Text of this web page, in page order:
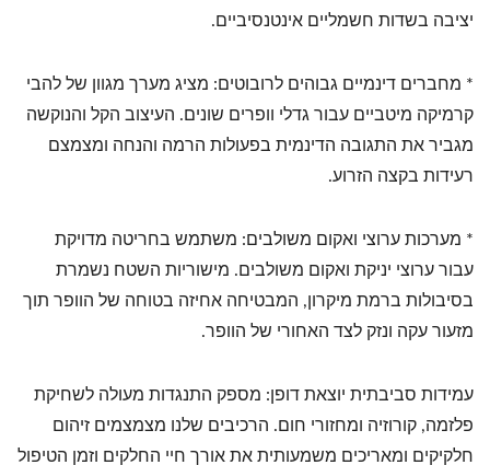
יציבה בשדות חשמליים אינטנסיביים.
* מחברים דינמיים גבוהים לרובוטים: מציג מערך מגוון של להבי
קרמיקה מיטביים עבור גדלי וופרים שונים. העיצוב הקל והנוקשה
מגביר את התגובה הדינמית בפעולות הרמה והנחה ומצמצם
רעידות בקצה הזרוע.
* מערכות ערוצי ואקום משולבים: משתמש בחריטה מדויקת
עבור ערוצי יניקת ואקום משולבים. מישוריות השטח נשמרת
בסיבולות ברמת מיקרון, המבטיחה אחיזה בטוחה של הוופר תוך
מזעור עקה ונזק לצד האחורי של הוופר.
עמידות סביבתית יוצאת דופן: מספק התנגדות מעולה לשחיקת
פלזמה, קורוזיה ומחזורי חום. הרכיבים שלנו מצמצמים זיהום
חלקיקים ומאריכים משמעותית את אורך חיי החלקים וזמן הטיפול